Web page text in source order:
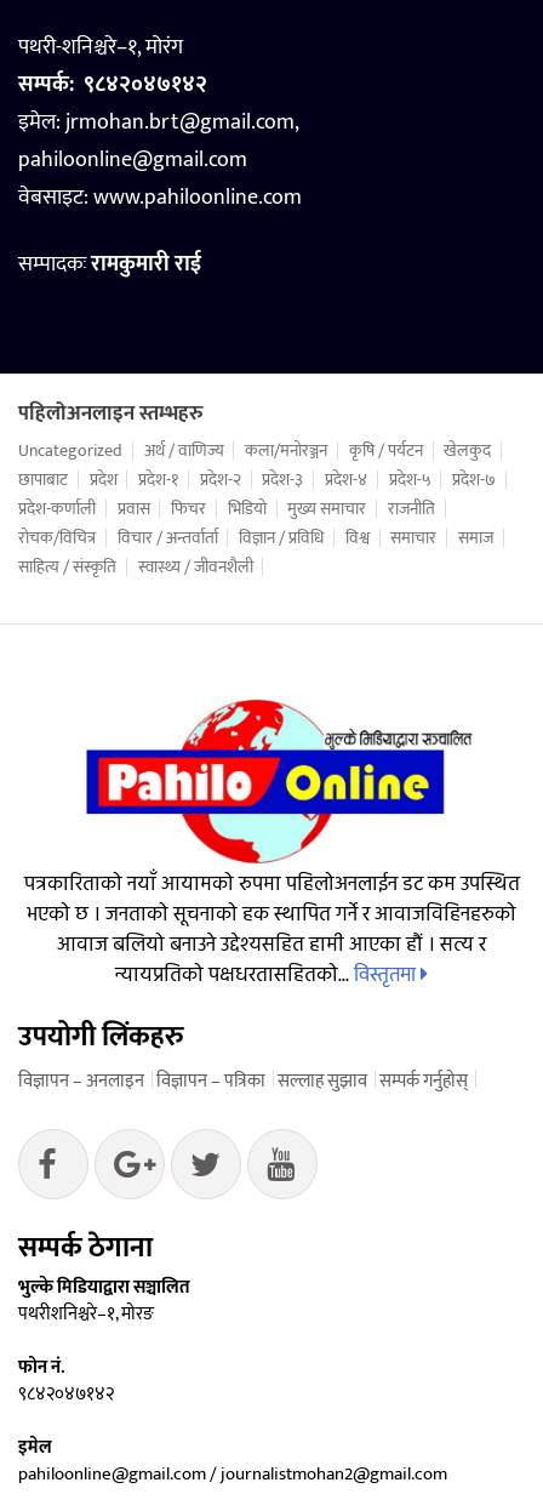
पथरी-शनिश्चरे–१, मोरंग
सम्पर्क: ९८४२०४७१४२
इमेल: jrmohan.brt@gmail.com,
pahiloonline@gmail.com
वेबसाइट:www.pahiloonline.com
सम्पादकःरामकुमारी राई
पहिलोअनलाइन स्तम्भहरु
Uncategorized अर्थ / वाणिज्य कला/मनोरञ्जन कृषि / पर्यटन
खेलकुद
छापाबाट
प्रदेश प्रदेश-१ प्रदेश-२ प्रदेश-३ प्रदेश-४ प्रदेश-५
प्रदेश-७
प्रदेश-कर्णाली
प्रवास फिचर भिडियो मुख्य समाचार
राजनीति
रोचक/विचित्र
विचार / अन्तर्वार्ता विज्ञान / प्रविधि विश्व समाचार
समाज
साहित्य / संस्कृति
स्वास्थ्य / जीवनशैली
पत्रकारिताको नयाँ आयामको रुपमा पहिलोअनलाईन डट कम उपस्थित
भएको छ । जनताको सूचनाको हक स्थापित गर्ने र आवाजविहिनहरुको
आवाज बलियो बनाउने उद्देश्यसहित हामी आएका हौं । सत्य र
न्यायप्रतिको पक्षधरतासहितको...विस्तृतमा
उपयोगी लिंकहरु
विज्ञापन – अनलाइन विज्ञापन – पत्रिका सल्लाह सुझाव सम्पर्क गर्नुहोस्
सम्पर्क ठेगाना
भुल्के मिडियाद्वारा सञ्चालित
पथरीशनिश्चरे–१, मोरङ
फोन नं.
९८४२०४७१४२
इमेल
pahiloonline@gmail.com / journalistmohan2@gmail.com